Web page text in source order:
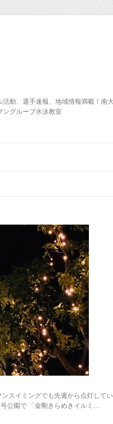
動、選手速報、地域情報満載！
グループ水泳教室
スイミングでも先週から点灯してい
公園で 「金剛きらめきイルミ…